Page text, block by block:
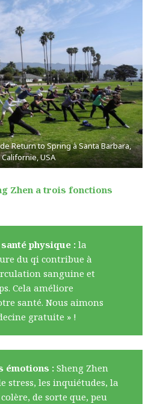
Return to Spring à Santa Barbara,
Californie, USA
Zhen a trois fonctions
physique : la
du qi contribue à
sanguine et
Cela améliore
santé. Nous aimons
gratuite » !
émotions : Sheng Zhen
stress, les inquiétudes, la
de sorte que, peu